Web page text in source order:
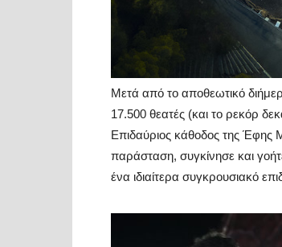
Μετά από το αποθεωτικό
17.500 θεατές (και το ρεκόρ
Επιδαύριος κάθοδος της Έφης
παράσταση, συγκίνησε και
ένα ιδιαίτερα συγκρουσιακό